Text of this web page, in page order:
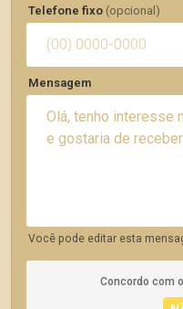
Telefone fixo (opcional)
Mensagem
Você pode editar esta
Concordo com